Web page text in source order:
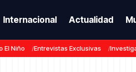
Internacional Actualidad
El Niño Entrevistas Exclusivas